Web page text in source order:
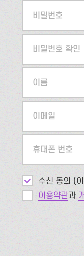
비밀번호
비밀번호 확인
이름
이메일
휴대폰 번호
수신 동의 (
이용약관과